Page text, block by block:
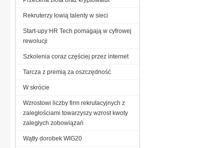
Rekruterzy łowią talenty w sieci
Start-upy HR Tech pomagają w cyfrowej
rewolucji
Szkolenia coraz częściej przez internet
Tarcza z premią za oszczędność
W skrócie
Wzrostowi liczby firm rekrutacyjnych z
zaległościami towarzyszy wzrost kwoty
zaległych zobowiązań
Wątły dorobek WIG20